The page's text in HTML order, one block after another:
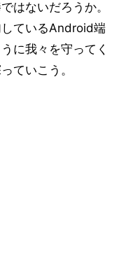
はないだろうか。
ているAndroid端
に我々を守ってく
ていこう。